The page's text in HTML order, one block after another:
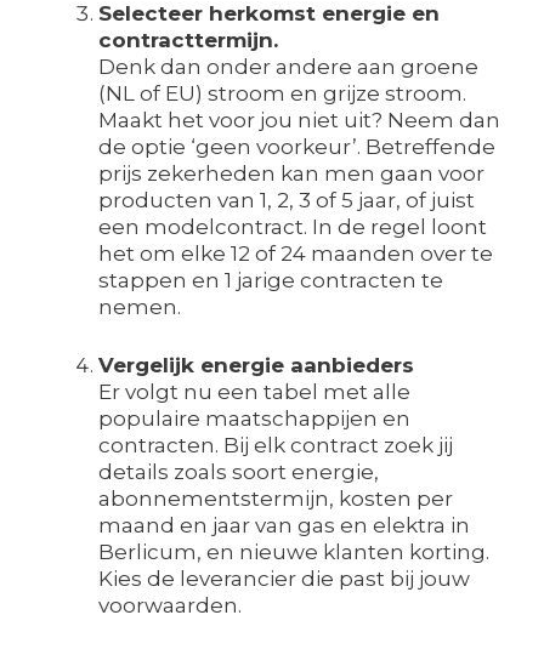
Selecteer herkomst energie en
contracttermijn.
Denk dan onder andere aan groene
(NL of EU) stroom en grijze stroom.
Maakt het voor jou niet uit? Neem dan
de optie ‘geen voorkeur’. Betreffende
prijs zekerheden kan men gaan voor
producten van 1, 2, 3 of 5 jaar, of juist
een modelcontract. In de regel loont
het om elke 12 of 24 maanden over te
stappen en 1 jarige contracten te
nemen.
Vergelijk energie aanbieders
Er volgt nu een tabel met alle
populaire maatschappijen en
contracten. Bij elk contract zoek jij
details zoals soort energie,
abonnementstermijn, kosten per
maand en jaar van gas en elektra in
Berlicum, en nieuwe klanten korting.
Kies de leverancier die past bij jouw
voorwaarden.